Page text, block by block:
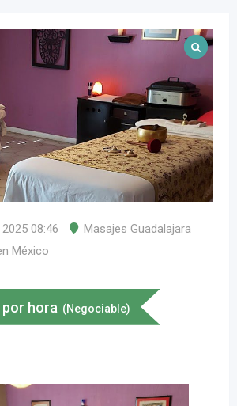
08:46
Masajes Guadalajara
México
por hora (Negociable)